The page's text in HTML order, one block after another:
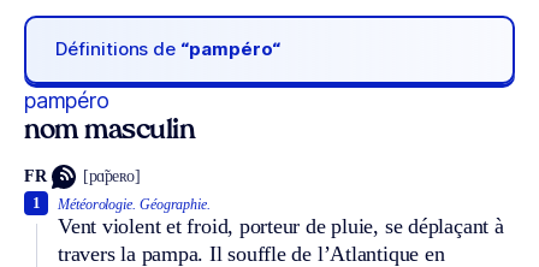
Définitions de “pampéro“
pampéro
nom masculin
FR [pɑ̃peʀo]
Météorologie. Géographie.
Vent violent et froid, porteur de pluie, se déplaçant à
travers la pampa. Il souffle de l’Atlantique en
1